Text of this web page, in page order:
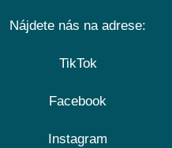
Nájdete nás na adrese:
TikTok
Facebook
Instagram